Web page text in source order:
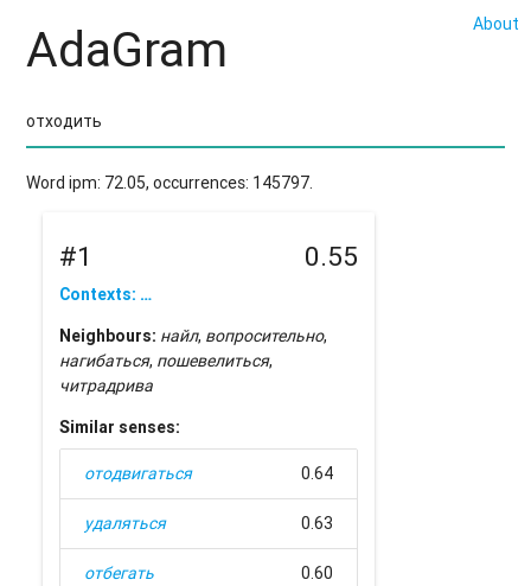
About
AdaGram
Word ipm: 72.05, occurrences: 145797.
#1 0.55
Contexts: …
Neighbours: найл, вопросительно,
нагибаться, пошевелиться,
читрадрива
Similar senses:
отодвигаться 0.64
удаляться 0.63
отбегать 0.60